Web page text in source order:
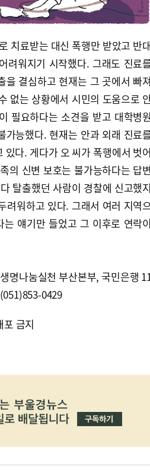
치료받는 대신 폭행만 받았고 반대
려워지기 시작했다. 그래도 진료
결심하고 현재는 그 곳에서 빠져
없는 상황에서 시민의 도움으로
필요하다는 소견을 받고 대학병원
능했다. 현재는 안과 외래 진료
다. 게다가 오 씨가 폭행에서 벗어
의 신변 보호는 불가능하다는 답변
탈출했던 사람이 경찰에 신고했지
려워하고 있다. 그래서 여러 지역
얘기만 들었고 그 이후로 연락이
명나눔실천 부산본부, 국민은행
0429
금지